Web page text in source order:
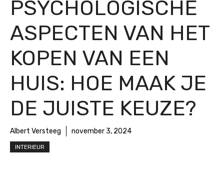
PSYCHOLOGISCHE
ASPECTEN VAN HET
KOPEN VAN EEN
HUIS: HOE MAAK JE
DE JUISTE KEUZE?
Albert Versteeg november 3, 2024
INTERIEUR